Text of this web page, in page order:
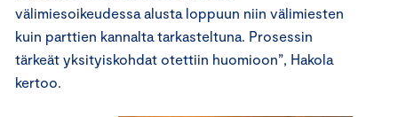
välimiesoikeudessa alusta loppuun niin välimiesten
kuin parttien kannalta tarkasteltuna. Prosessin
tärkeät yksityiskohdat otettiin huomioon”, Hakola
kertoo.